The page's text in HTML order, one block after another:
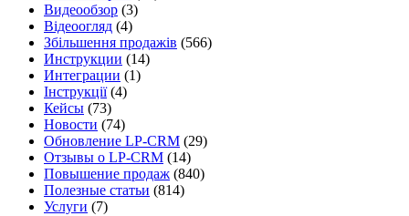
Видеообзор (3)
Відеоогляд (4)
Збільшення продажів (566)
Инструкции (14)
Интеграции (1)
Інструкції(4)
Кейсы (73)
Новости (74)
Обновление LP-CRM (29)
Отзывы о LP-CRM (14)
Повышение продаж (840)
Полезные статьи (814)
Услуги (7)